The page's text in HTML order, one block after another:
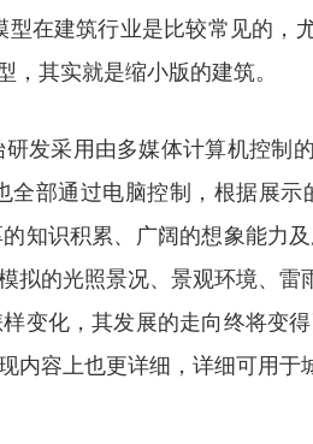
在建筑行业是比较常见的
其实就是缩小版的建筑。
发采用由多媒体计算机控
部通过电脑控制，根据展
知识积累、广阔的想象能力
的光照景况、景观环境、
变化，其发展的走向终将变
容上也更详细，详细可用